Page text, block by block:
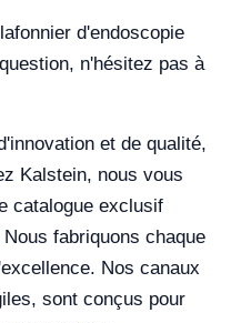
d'endoscopie
n'hésitez pas à
et de qualité,
Kalstein, nous vous
catalogue exclusif
fabriquons chaque
Nos canaux
sont conçus pour